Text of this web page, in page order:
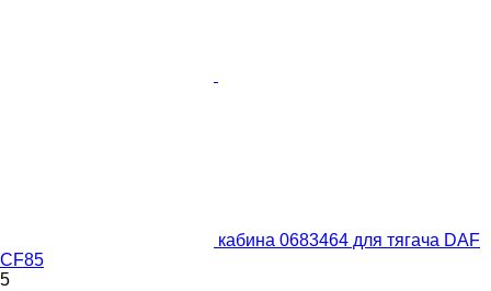
кабина 0683464 для тягача DAF
CF85
5